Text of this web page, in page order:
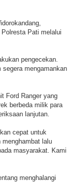
Pati melalui
pengecekan.
mengamankan
Ford Ranger yang
berbeda milik para
lanjutan.
cepat untuk
menghambat lalu
masyarakat. Kami
menghalangi